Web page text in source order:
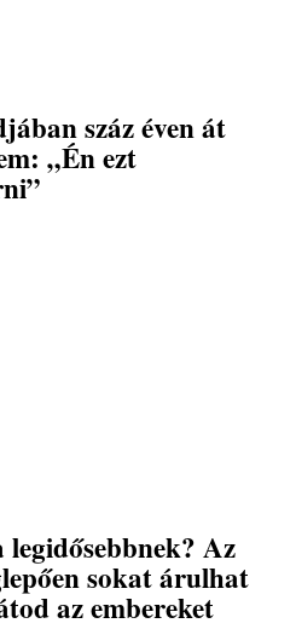
száz éven át
„Én ezt
Az
sokat árulhat
az embereket